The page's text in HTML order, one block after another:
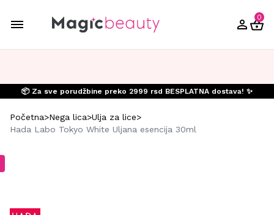
0
📦 Za sve porudžbine preko 2999 rsd BESPLATNA dostava! ✨
Početna>Nega lica>Ulja za lice>
Hada Labo Tokyo White Uljana esencija 30ml